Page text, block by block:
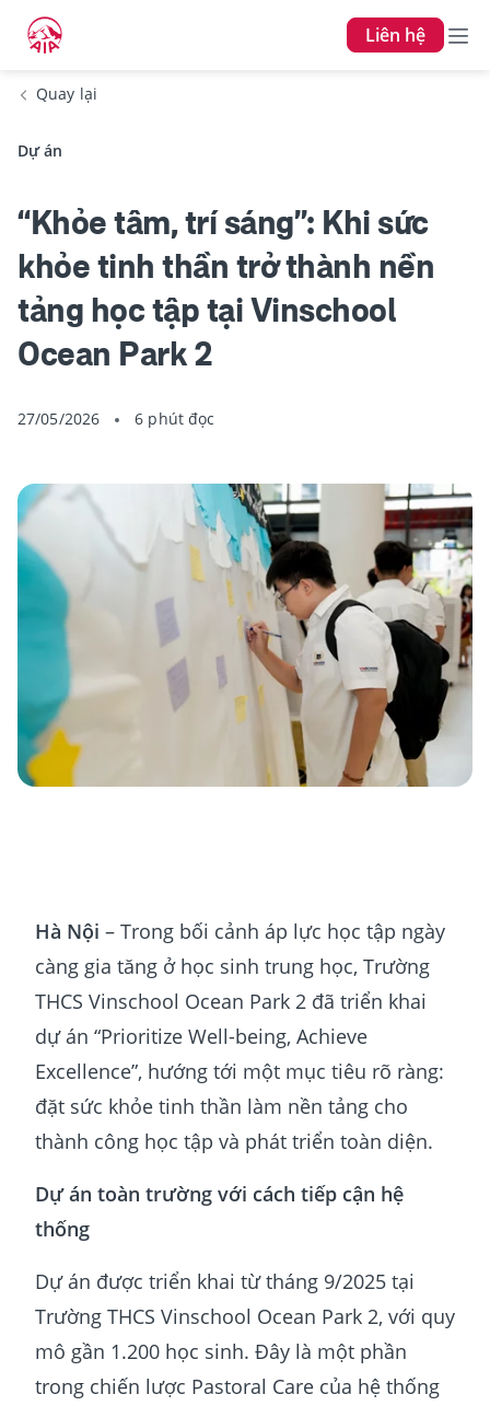
Liên hệ
Quay lại
Dự án
“Khỏe tâm, trí sáng”: Khi sức
khỏe tinh thần trở thành nền
tảng học tập tại Vinschool
Ocean Park 2
27/05/2026 6 phút đọc
Hà Nội – Trong bối cảnh áp lực học tập ngày
càng gia tăng ở học sinh trung học, Trường
THCS Vinschool Ocean Park 2 đã triển khai
dự án “Prioritize Well-being, Achieve
Excellence”, hướng tới một mục tiêu rõ ràng:
đặt sức khỏe tinh thần làm nền tảng cho
thành công học tập và phát triển toàn diện.
Dự án toàn trường với cách tiếp cận hệ
thống
Dự án được triển khai từ tháng 9/2025 tại
Trường THCS Vinschool Ocean Park 2, với quy
mô gần 1.200 học sinh. Đây là một phần
trong chiến lược Pastoral Care của hệ thống